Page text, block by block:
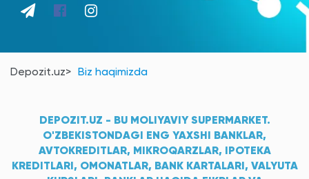
Depozit.uz Biz haqimizda
DEPOZIT.UZ - BU MOLIYAVIY SUPERMARKET.
O'ZBEKISTONDAGI ENG YAXSHI BANKLAR,
AVTOKREDITLAR, MIKROQARZLAR, IPOTEKA
KREDITLARI, OMONATLAR, BANK KARTALARI, VALYUTA